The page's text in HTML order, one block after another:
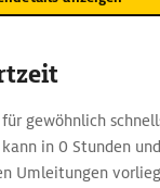
gewöhnlich
in 0 Stunden
Umleitungen